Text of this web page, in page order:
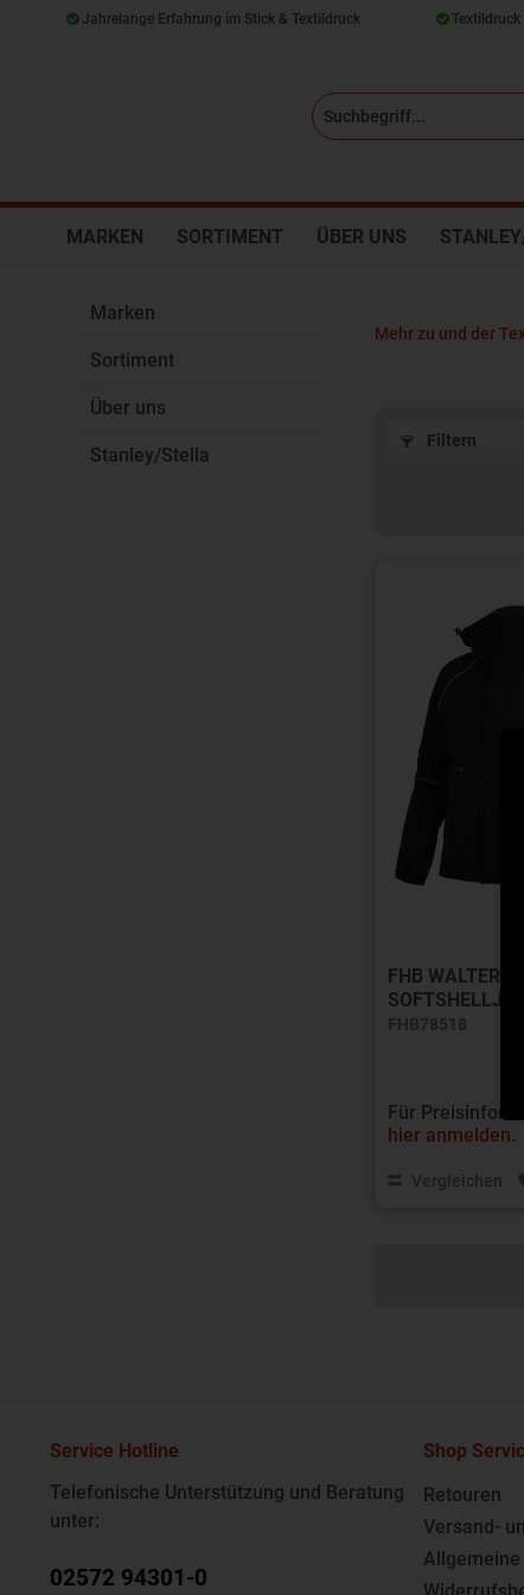
Jahrelange Erfahrung im Stick & Textildruck Textildruck
MARKEN SORTIMENT ÜBER UNS
Marken
Sortiment
Über uns
Stanley/Stella
Mehr zu und der
Filtern
FHB WALTER
FHB78518
Für
hier anmelden.
Vergleichen
Service Hotline
Telefonische Unterstützung und Beratung
unter:
02572 94301-0
Shop
Retouren
Versand-